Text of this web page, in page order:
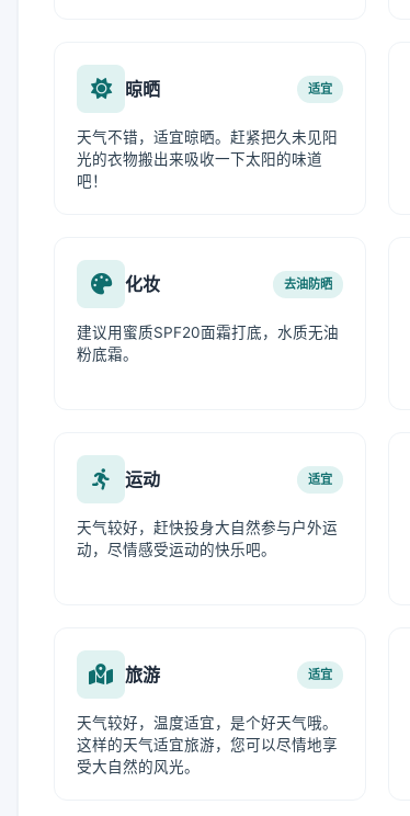
晾晒 适宜
天气不错，适宜晾晒。赶紧把久未见阳
光的衣物搬出来吸收一下太阳的味道
吧！
化妆 去油防晒
建议用蜜质SPF20面霜打底，水质无油
粉底霜。
运动 适宜
天气较好，赶快投身大自然参与户外运
动，尽情感受运动的快乐吧。
旅游 适宜
天气较好，温度适宜，是个好天气哦。
这样的天气适宜旅游，您可以尽情地享
受大自然的风光。